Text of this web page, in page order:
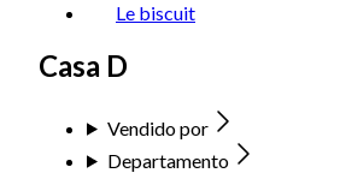
Le biscuit
Casa D
Vendido por
Departamento